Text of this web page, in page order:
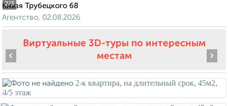
2/3
Князя Трубецкого 68
Агентство, 02.08.2026
Виртуальные 3D-туры по интересным
местам
‹ ›